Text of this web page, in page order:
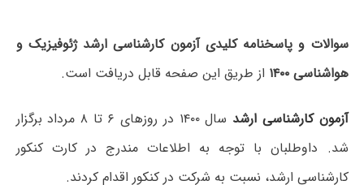
سوالات و پاسخنامه کلیدی آزمون کارشناسی ارشد ژئوفیزیک و
هواشناسی ۱۴۰۰
از طریق این صفحه قابل دریافت است.
آزمون کارشناسی ارشد
سال ۱۴۰۰ در روزهای ۶ تا ۸ مرداد برگزار
شد. داوطلبان با توجه به اطلاعات مندرج در کارت کنکور
کارشناسی ارشد، نسبت به شرکت در کنکور اقدام کردند.